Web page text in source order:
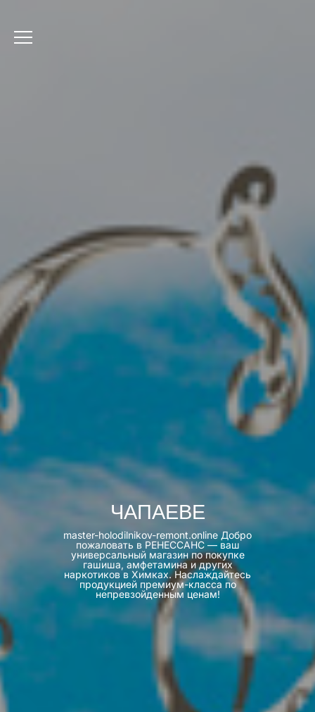
ЧАПАЕВЕ
master-holodilnikov-remont.online Добро
пожаловать в РЕНЕССАНС — ваш
универсальный магазин по покупке
гашиша, амфетамина и других
наркотиков в Химках. Наслаждайтесь
продукцией премиум-класса по
непревзойденным ценам!